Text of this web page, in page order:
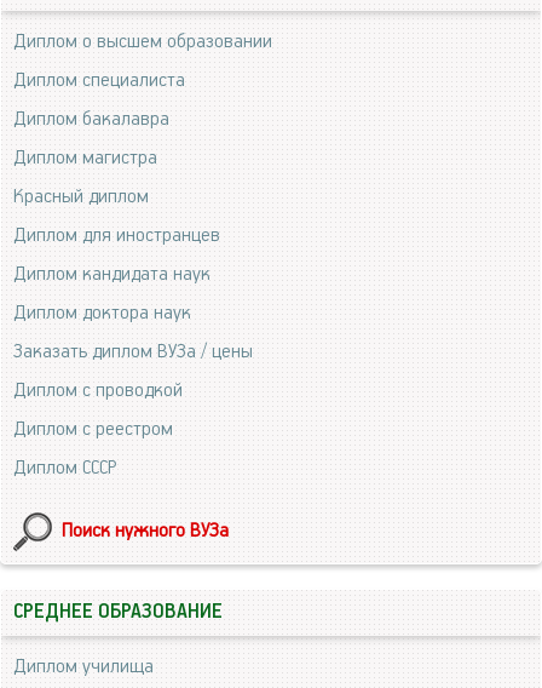
Диплом о высшем образовании
Диплом специалиста
Диплом бакалавра
Диплом магистра
Красный диплом
Диплом для иностранцев
Диплом кандидата наук
Диплом доктора наук
Заказать диплом ВУЗа / цены
Диплом с проводкой
Диплом с реестром
Диплом СССР
Поиск нужного ВУЗа
СРЕДНЕЕ ОБРАЗОВАНИЕ
Диплом училища